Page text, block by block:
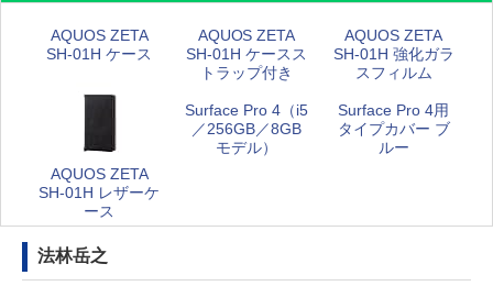
AQUOS ZETA
SH-01H ケース
AQUOS ZETA
SH-01H ケースス
トラップ付き
AQUOS ZETA
SH-01H 強化ガラ
スフィルム
AQUOS ZETA
SH-01H レザーケ
ース
Surface Pro 4（i5
／256GB／8GB
モデル）
Surface Pro 4用
タイプカバー ブ
ルー
法林岳之